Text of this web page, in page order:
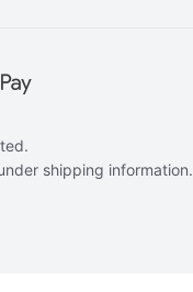
shipping information.